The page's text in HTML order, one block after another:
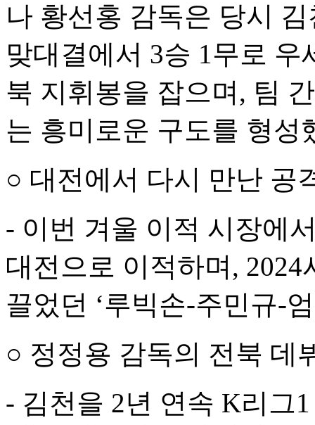
나 황선홍 감독은 당시
맞대결에서 3승 1무로
북 지휘봉을 잡으며, 팀
는 흥미로운 구도를 형성
○ 대전에서 다시 만난 공
- 이번 겨울 이적 시장에
대전으로 이적하며,
끌었던 ‘루빅손-주민규-
○ 정정용 감독의 전북 데
- 김천을 2년 연속 K리그